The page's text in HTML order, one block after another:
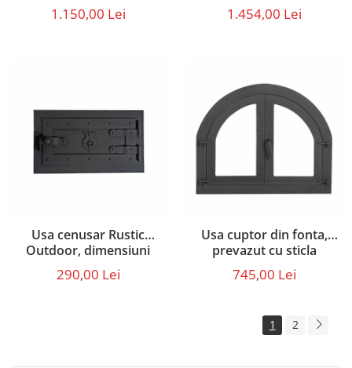
1.150,00 Lei 1.454,00 Lei
Usa cenusar Rustic
Outdoor, dimensiuni
exterioare 46,5 x 26,5 cm
290,00 Lei
Usa cuptor din fonta,
prevazut cu sticla
termorezistenta,
dimensiuni 59 x 48 cm
745,00 Lei
1 2